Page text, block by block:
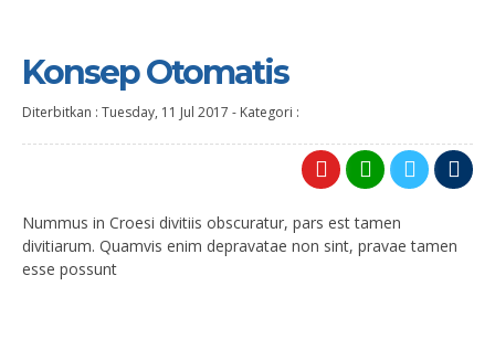
Konsep Otomatis
Diterbitkan : Tuesday, 11 Jul 2017 - Kategori :
Nummus in Croesi divitiis obscuratur, pars est tamen
divitiarum. Quamvis enim depravatae non sint, pravae tamen
esse possunt